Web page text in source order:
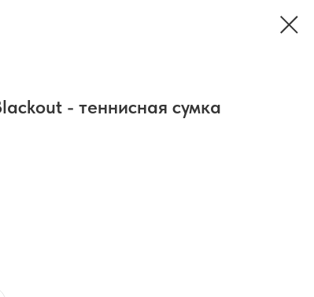
- теннисная сумка